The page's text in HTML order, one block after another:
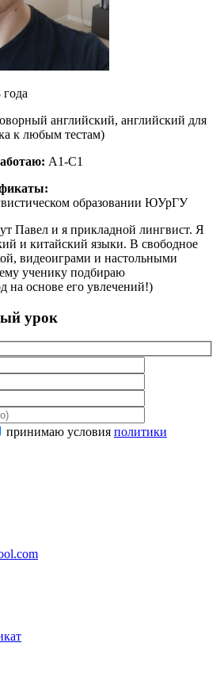
года
английский, английский для
к любым тестам)
A1-C1
образовании ЮУрГУ
Павел и я прикладной лингвист. Я
и китайский языки. В свободное
видеоиграми и настольными
ученику подбираю
на основе его увлечений!)
урок
принимаю условия политики